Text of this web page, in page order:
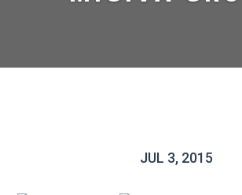
JUL 3, 2015